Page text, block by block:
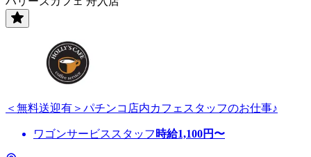
＜無料送迎有＞パチンコ店内カフェスタッフのお仕事♪
ワゴンサービススタッフ 時給1,100円〜